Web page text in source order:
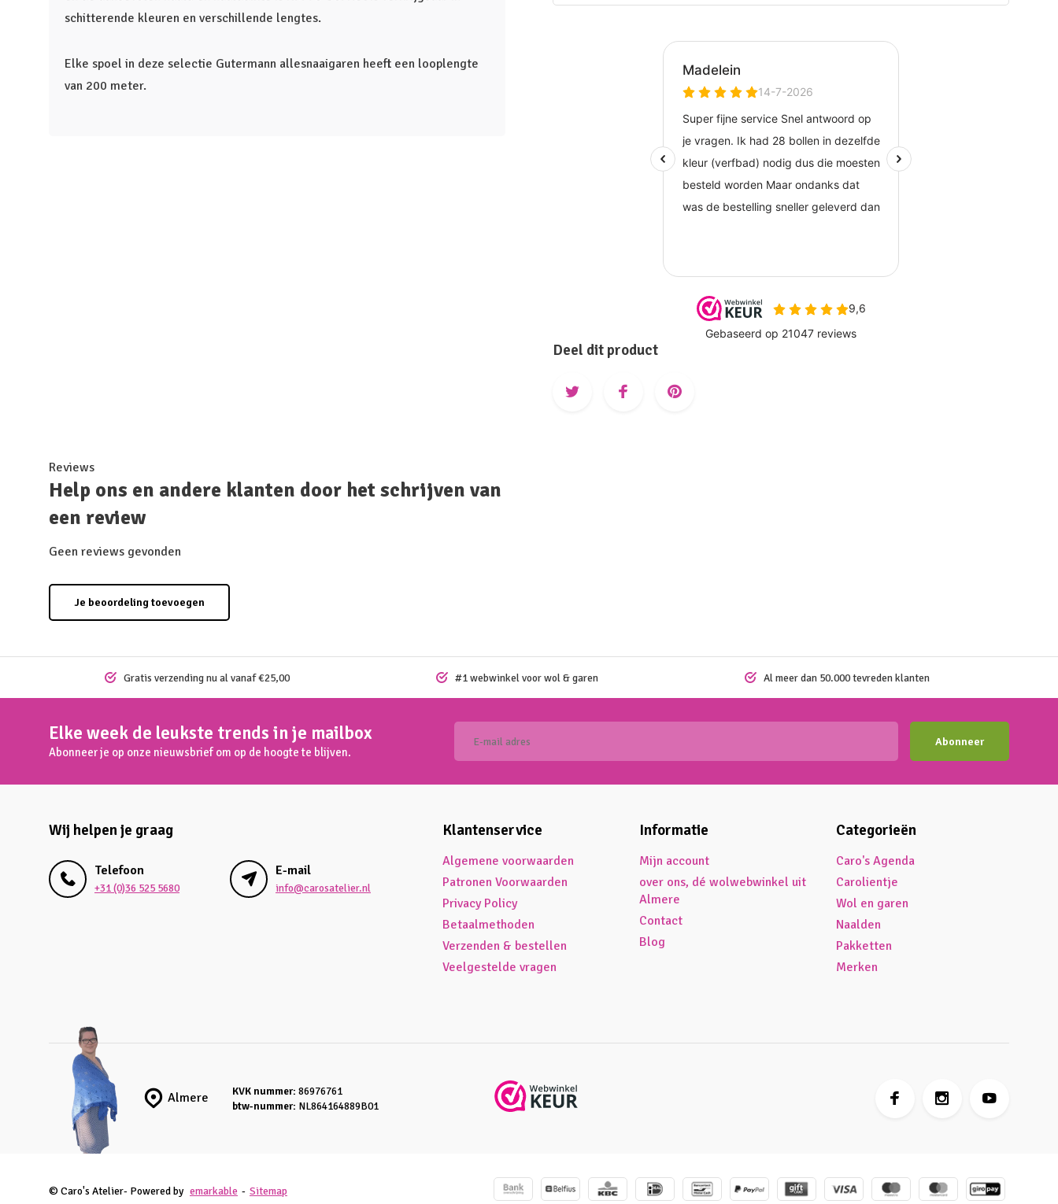
schitterende kleuren en verschillende lengtes.
Elke spoel in deze selectie Gutermann allesnaaigaren heeft een looplengte
van 200 meter.
Deel dit product
Reviews
Help ons en andere klanten door het schrijven van
een review
Geen reviews gevonden
Je beoordeling toevoegen
Gratis verzending nu al vanaf €25,00 #1 webwinkel voor wol & garen Al meer dan 50.000 tevreden klanten
Elke week de leukste trends in je mailbox
Abonneer je op onze nieuwsbrief om op de hoogte te blijven.
Abonneer
Wij helpen je graag
Telefoon
+31 (0)36 525 5680
E-mail
info@carosatelier.nl
Klantenservice
Algemene voorwaarden
Patronen Voorwaarden
Privacy Policy
Betaalmethoden
Verzenden & bestellen
Veelgestelde vragen
Informatie
Mijn account
over ons, dé wolwebwinkel uit
Almere
Contact
Blog
Categorieën
Caro's Agenda
Carolientje
Wol en garen
Naalden
Pakketten
Merken
Almere KVK nummer: 86976761
btw-nummer: NL864164889B01
© Caro's Atelier- Powered by emarkable - Sitemap